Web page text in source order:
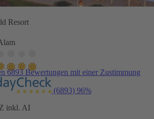
Resort
6893 Bewertungen mit einer Zustimmung
(6893) 96%
inkl. AI